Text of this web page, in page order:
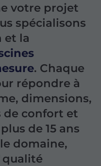
votre projet
spécialisons
et la
. Chaque
répondre à
dimensions,
de confort et
plus de 15 ans
domaine,
qualité